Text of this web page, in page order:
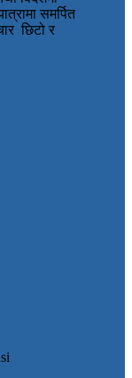
समर्पित
छिटो र